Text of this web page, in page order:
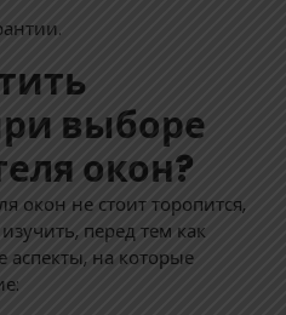
выборе
окон?
окон не стоит торопится,
перед тем как
на которые